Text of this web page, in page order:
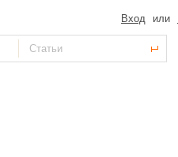
Вход или